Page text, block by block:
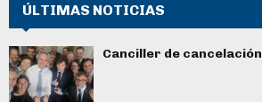
ÚLTIMAS NOTICIAS
Canciller de cancelación